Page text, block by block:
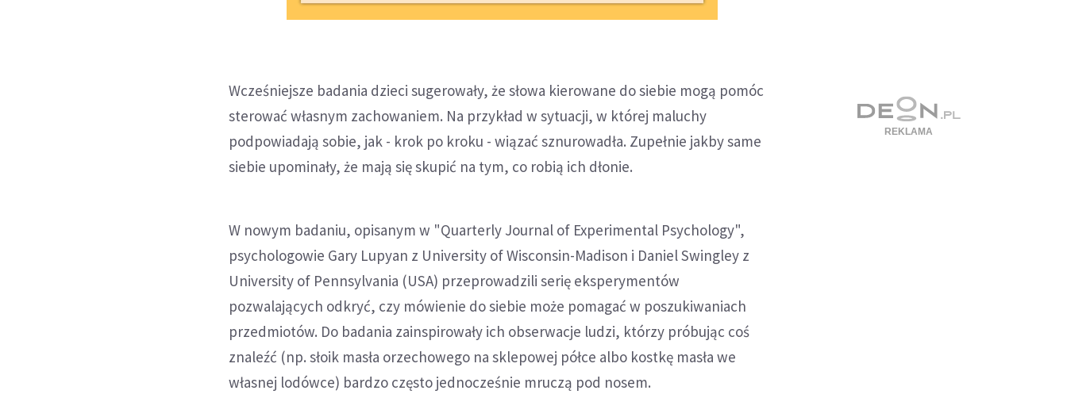
Wcześniejsze badania dzieci sugerowały, że słowa kierowane do siebie mogą pomóc
sterować własnym zachowaniem. Na przykład w sytuacji, w której maluchy
podpowiadają sobie, jak - krok po kroku - wiązać sznurowadła. Zupełnie jakby same
siebie upominały, że mają się skupić na tym, co robią ich dłonie.
W nowym badaniu, opisanym w "Quarterly Journal of Experimental Psychology",
psychologowie Gary Lupyan z University of Wisconsin-Madison i Daniel Swingley z
University of Pennsylvania (USA) przeprowadzili serię eksperymentów
pozwalających odkryć, czy mówienie do siebie może pomagać w poszukiwaniach
przedmiotów. Do badania zainspirowały ich obserwacje ludzi, którzy próbując coś
znaleźć (np. słoik masła orzechowego na sklepowej półce albo kostkę masła we
własnej lodówce) bardzo często jednocześnie mruczą pod nosem.